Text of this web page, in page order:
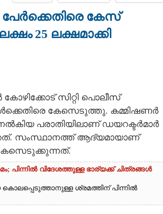
പേർക്കെതിരെ കേസ്
25 ലക്ഷമാക്കി
സിറ്റി പൊലീസ്
കേസെടുത്തു. കമ്മിഷണർ
പരാതിയിലാണ് ഡയറക്ടർമാർ
സംസ്ഥാനത്ത് ആദ്യമായാണ്
വിദേശത്തുള്ള ഭാര്യക്ക് ചിത്രങ്ങൾ
ശ്രമത്തിന് പിന്നിൽ